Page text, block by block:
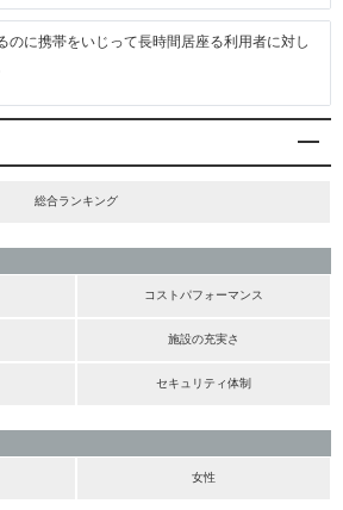
のに携帯をいじって長時間居座る利用者に対し
総合ランキング
コストパフォーマンス
施設の充実さ
セキュリティ体制
女性